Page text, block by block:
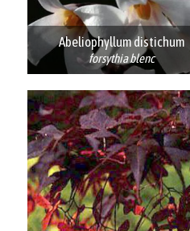
Abeliophyllum distichum
forsythia blenc